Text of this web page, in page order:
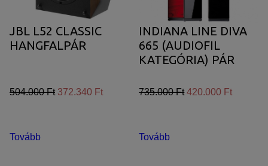
JBL L52 CLASSIC
HANGFALPÁR
504.000 Ft 372.340 Ft
Tovább
INDIANA LINE DIVA
665 (AUDIOFIL
KATEGÓRIA) PÁR
735.000 Ft 420.000 Ft
Tovább